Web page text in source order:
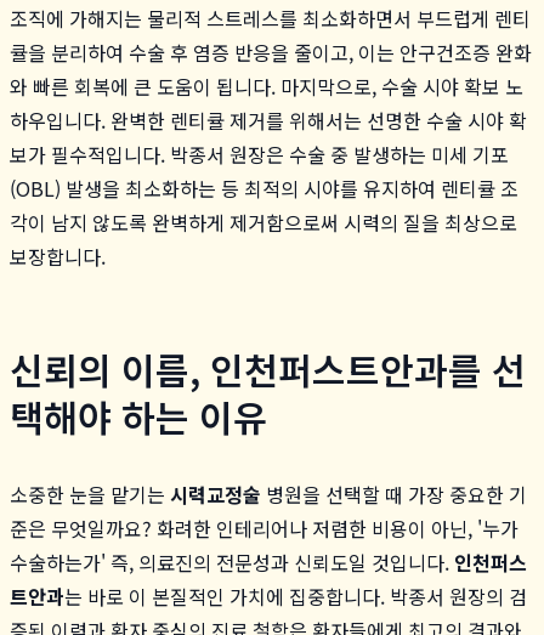
조직에 가해지는 물리적 스트레스를 최소화하면서 부드럽게 렌티
큘을 분리하여 수술 후 염증 반응을 줄이고, 이는 안구건조증 완화
와 빠른 회복에 큰 도움이 됩니다. 마지막으로, 수술 시야 확보 노
하우입니다. 완벽한 렌티큘 제거를 위해서는 선명한 수술 시야 확
보가 필수적입니다. 박종서 원장은 수술 중 발생하는 미세 기포
(OBL) 발생을 최소화하는 등 최적의 시야를 유지하여 렌티큘 조
각이 남지 않도록 완벽하게 제거함으로써 시력의 질을 최상으로
보장합니다.
신뢰의 이름, 인천퍼스트안과를 선
택해야 하는 이유
소중한 눈을 맡기는 시력교정술 병원을 선택할 때 가장 중요한 기
준은 무엇일까요? 화려한 인테리어나 저렴한 비용이 아닌, '누가
수술하는가' 즉, 의료진의 전문성과 신뢰도일 것입니다. 인천퍼스
트안과는 바로 이 본질적인 가치에 집중합니다. 박종서 원장의 검